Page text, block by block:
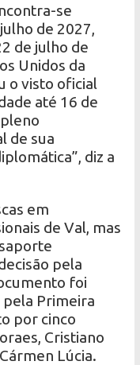
se
de 2027,
de julho de
Unidos da
o visto oficial
até 16 de
de sua
diz a
em
de Val, mas
pela
foi
Primeira
por cinco
Cristiano
Lúcia.